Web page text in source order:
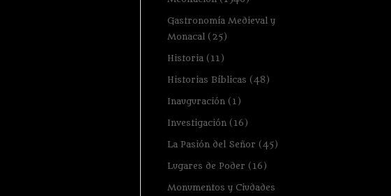
Gastronomía Medieval y
Monacal (25)
Historia (11)
Historias Bíblicas (48)
Inauguración (1)
Investigación (16)
La Pasión del Señor (45)
Lugares de Poder (16)
Monumentos y Ciudades